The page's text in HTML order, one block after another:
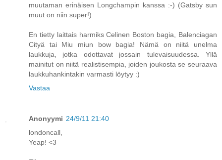
muutaman erinäisen Longchampin kanssa :-) (Gatsby sun
muut on niin super!)
En tietty laittais harmiks Celinen Boston bagia, Balenciagan
Cityä tai Miu miun bow bagia! Nämä on niitä unelma
laukkuja, jotka odottavat jossain tulevaisuudessa. Yllä
mainitut on niitä realistisempia, joiden joukosta se seuraava
laukkuhankintakin varmasti löytyy :)
Vastaa
Anonyymi 24/9/11 21:40
londoncall,
Yeap! <3